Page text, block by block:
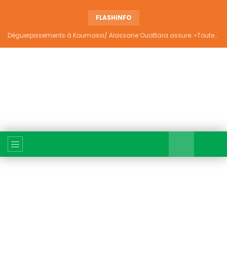
FLASHINFO
Déguerpissements à Koumassi/ Alassane Ouattara assure: «Toutes les responsabilités seront établies et elles donneront lieu aux sanctions prévues par la loi»